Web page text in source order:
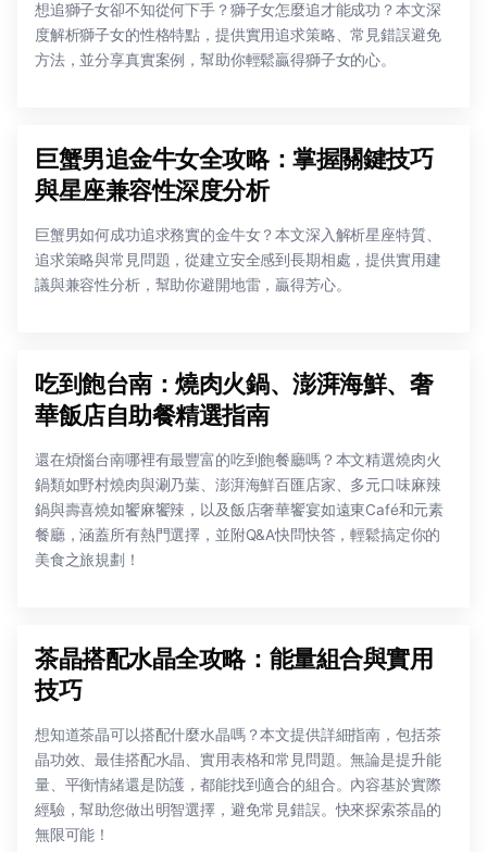
想追獅子女卻不知從何下手？獅子女怎麼追才能成功？本文深
度解析獅子女的性格特點，提供實用追求策略、常見錯誤避免
方法，並分享真實案例，幫助你輕鬆贏得獅子女的心。
巨蟹男追金牛女全攻略：掌握關鍵技巧
與星座兼容性深度分析
巨蟹男如何成功追求務實的金牛女？本文深入解析星座特質、
追求策略與常見問題，從建立安全感到長期相處，提供實用建
議與兼容性分析，幫助你避開地雷，贏得芳心。
吃到飽台南：燒肉火鍋、澎湃海鮮、奢
華飯店自助餐精選指南
還在煩惱台南哪裡有最豐富的吃到飽餐廳嗎？本文精選燒肉火
鍋類如野村燒肉與涮乃葉、澎湃海鮮百匯店家、多元口味麻辣
鍋與壽喜燒如饗麻饗辣，以及飯店奢華饗宴如遠東Café和元素
餐廳，涵蓋所有熱門選擇，並附Q&A快問快答，輕鬆搞定你的
美食之旅規劃！
茶晶搭配水晶全攻略：能量組合與實用
技巧
想知道茶晶可以搭配什麼水晶嗎？本文提供詳細指南，包括茶
晶功效、最佳搭配水晶、實用表格和常見問題。無論是提升能
量、平衡情緒還是防護，都能找到適合的組合。內容基於實際
經驗，幫助您做出明智選擇，避免常見錯誤。快來探索茶晶的
無限可能！